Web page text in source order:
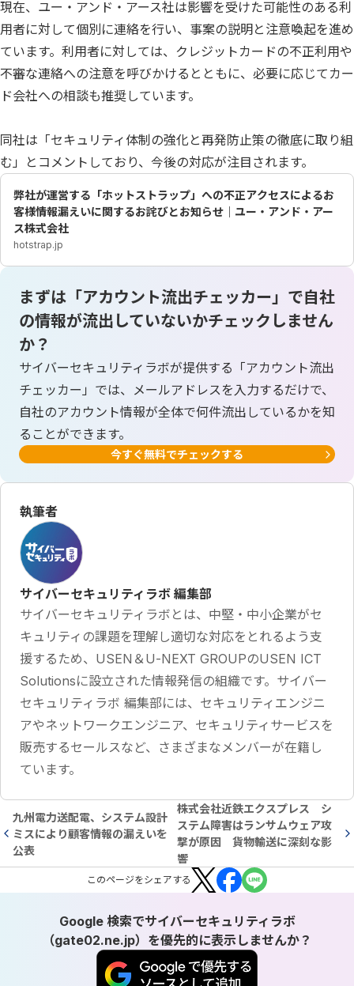
現在、ユー・アンド・アース社は影響を受けた可能性のある利
用者に対して個別に連絡を行い、事案の説明と注意喚起を進め
ています。利用者に対しては、クレジットカードの不正利用や
不審な連絡への注意を呼びかけるとともに、必要に応じてカー
ド会社への相談も推奨しています。
同社は「セキュリティ体制の強化と再発防止策の徹底に取り組
む」とコメントしており、今後の対応が注目されます。
弊社が運営する「ホットストラップ」への不正アクセスによるお
客様情報漏えいに関するお詫びとお知らせ｜ユー・アンド・アー
ス株式会社
hotstrap.jp
まずは「アカウント流出チェッカー」で自社
の情報が流出していないかチェックしません
か？
サイバーセキュリティラボが提供する「アカウント流出
チェッカー」では、メールアドレスを入力するだけで、
自社のアカウント情報が全体で何件流出しているかを知
ることができます。
今すぐ無料でチェックする
執筆者
サイバーセキュリティラボ 編集部
サイバーセキュリティラボとは、中堅・中小企業がセ
キュリティの課題を理解し適切な対応をとれるよう支
援するため、USEN＆U-NEXT GROUPのUSEN ICT
Solutionsに設立された情報発信の組織です。サイバー
セキュリティラボ 編集部には、セキュリティエンジニ
アやネットワークエンジニア、セキュリティサービスを
販売するセールスなど、さまざまなメンバーが在籍し
ています。
九州電力送配電、システム設計
ミスにより顧客情報の漏えいを
公表
株式会社近鉄エクスプレス シ
ステム障害はランサムウェア攻
撃が原因 貨物輸送に深刻な影
響
このページをシェアする
Google 検索でサイバーセキュリティラボ
（gate02.ne.jp）を優先的に表示しませんか？